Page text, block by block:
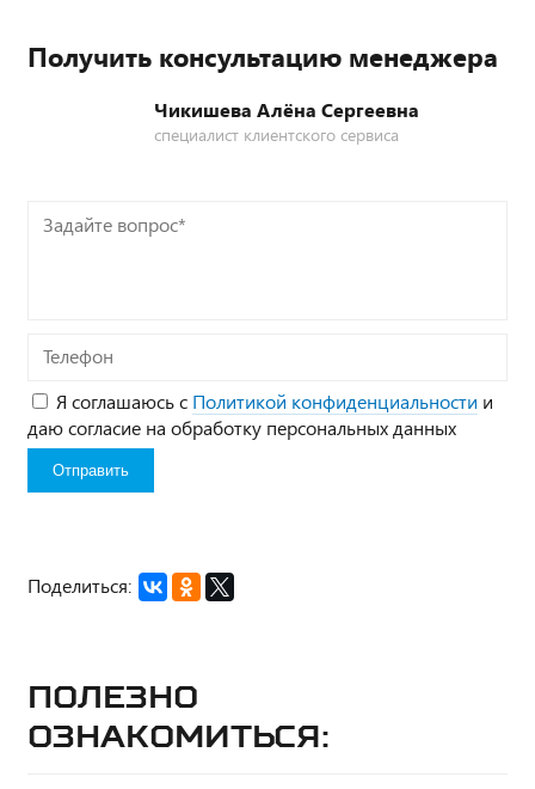
Получить консультацию менеджера
Чикишева Алёна Сергеевна
специалист клиентского сервиса
Задайте
вопрос*
Телефон
Я соглашаюсь с Политикой конфиденциальности и
даю согласие на обработку персональных данных
Поделиться:
Полезно
ознакомиться: